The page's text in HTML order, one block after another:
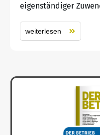
eigenständiger
weiterlesen